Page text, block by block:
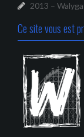
2013 –
Ce site vous est